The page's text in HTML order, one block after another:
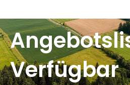
Verfügbar